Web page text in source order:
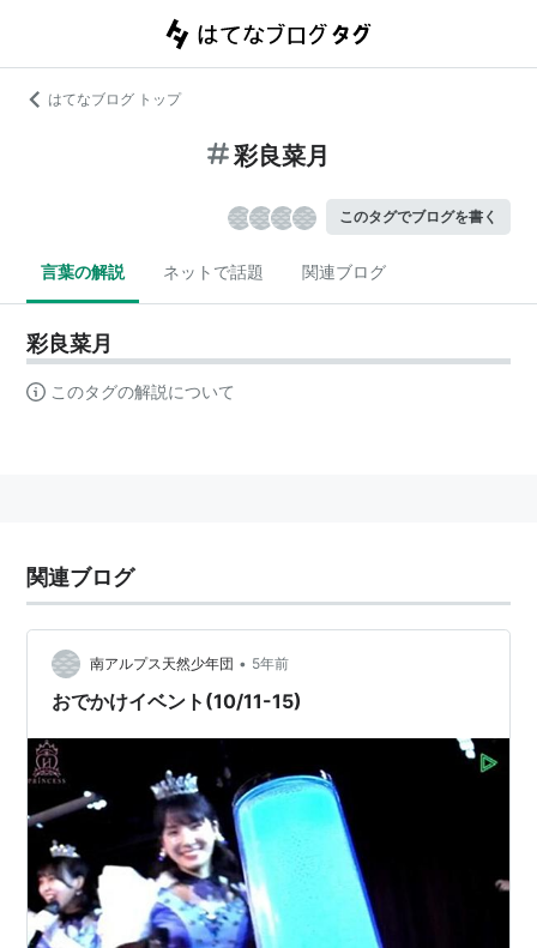
はてなブログ トップ
彩良菜月
このタグでブログを書く
言葉の解説 ネットで話題 関連ブログ
彩良菜月
このタグの解説について
関連ブログ
南アルプス天然少年団 • 5年前
おでかけイベント(10/11-15)